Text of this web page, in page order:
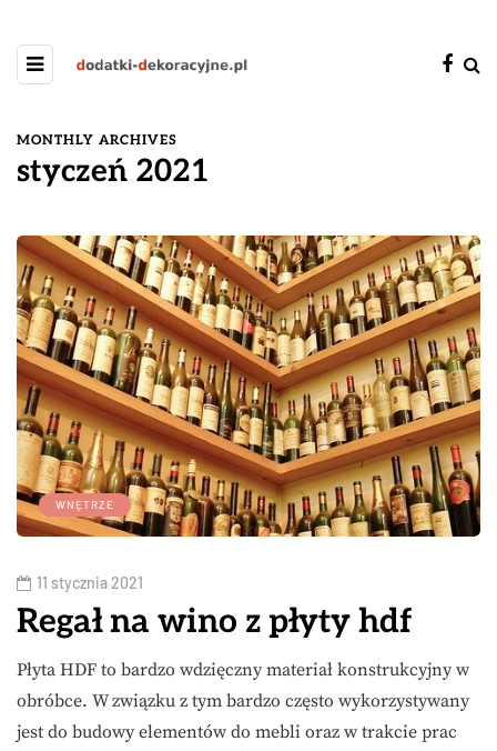
MONTHLY ARCHIVES
styczeń 2021
WNĘTRZE
11 stycznia 2021
Regał na wino z płyty hdf
Płyta HDF to bardzo wdzięczny materiał konstrukcyjny w
obróbce. W związku z tym bardzo często wykorzystywany
jest do budowy elementów do mebli oraz w trakcie prac